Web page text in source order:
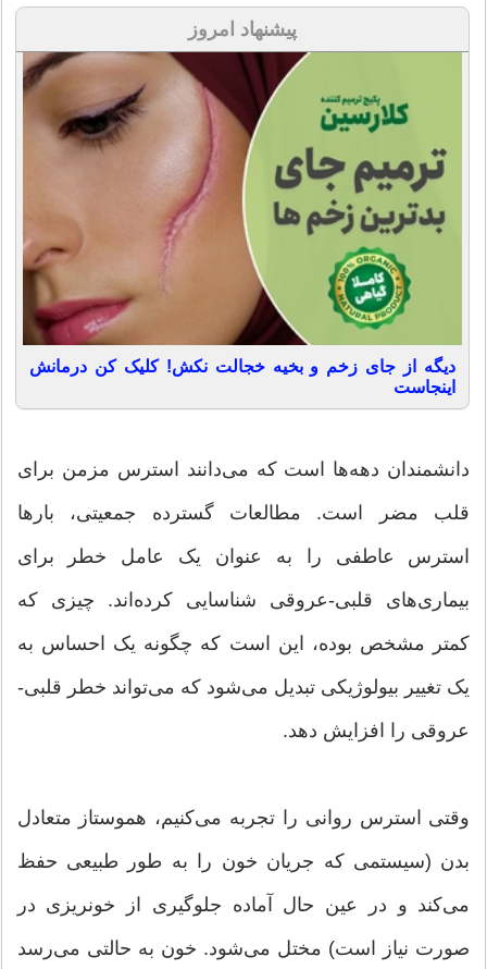
پیشنهاد امروز
دیگه از جای زخم و بخیه خجالت نکش! کلیک کن درمانش
اینجاست
دانشمندان دهه‌ها است که می‌دانند استرس مزمن برای
قلب مضر است. مطالعات گسترده جمعیتی، بارها
استرس عاطفی را به عنوان یک عامل خطر برای
بیماری‌های قلبی-عروقی شناسایی کرده‌اند. چیزی که
کمتر مشخص بوده، این است که چگونه یک احساس به
یک تغییر بیولوژیکی تبدیل می‌شود که می‌تواند خطر قلبی-
عروقی را افزایش دهد.
وقتی استرس روانی را تجربه می‌کنیم، هموستاز متعادل
بدن (سیستمی که جریان خون را به طور طبیعی حفظ
می‌کند و در عین حال آماده جلوگیری از خونریزی در
صورت نیاز است) مختل می‌شود. خون به حالتی می‌رسد